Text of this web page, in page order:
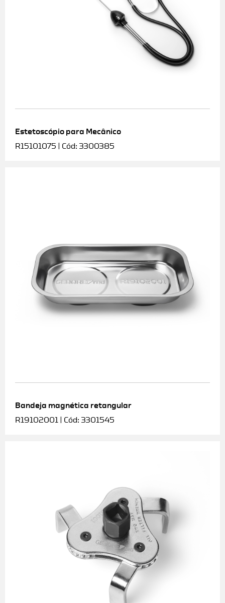
Estetoscópio para Mecânico
R15101075 | Cód: 3300385
Bandeja magnética retangular
R19102001 | Cód: 3301545